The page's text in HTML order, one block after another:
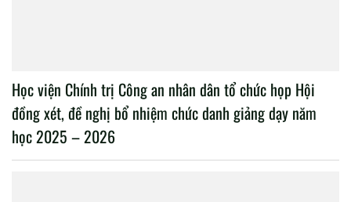
Học viện Chính trị Công an nhân dân tổ chức họp Hội
đồng xét, đề nghị bổ nhiệm chức danh giảng dạy năm
học 2025 – 2026